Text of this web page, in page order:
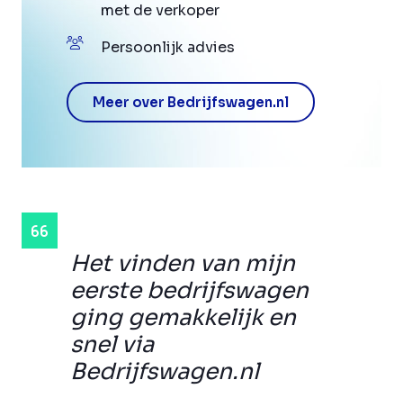
Het vinden van mijn
eerste bedrijfswagen
ging gemakkelijk en
snel via
Bedrijfswagen.nl
met de verkoper
Persoonlijk advies
Meer over Bedrijfswagen.nl